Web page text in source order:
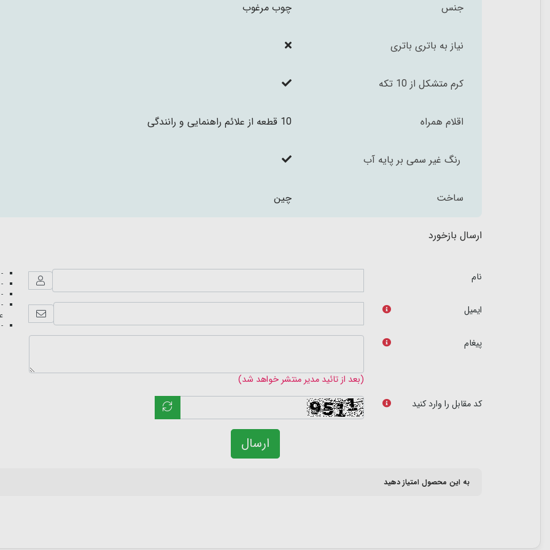
جنس چوب مرغوب
نیاز به باتری باتری
کرم متشکل از 10 تکه
اقلام همراه 10 قطعه از علائم راهنمایی و رانندگی
رنگ غیر سمی بر پایه آب
ساخت چین
ارسال بازخورد
نام
ایمیل
پیغام
(بعد از تائید مدیر منتشر خواهد شد)
کد مقابل را وارد کنید
ارسال
به این محصول امتیاز دهید